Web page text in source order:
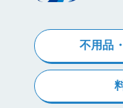
不用品